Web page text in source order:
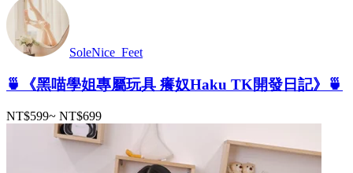
SoleNice_Feet
🍵《黑喵學姐專屬玩具 癢奴Haku TK開發日記》🍵
NT$599~ NT$699